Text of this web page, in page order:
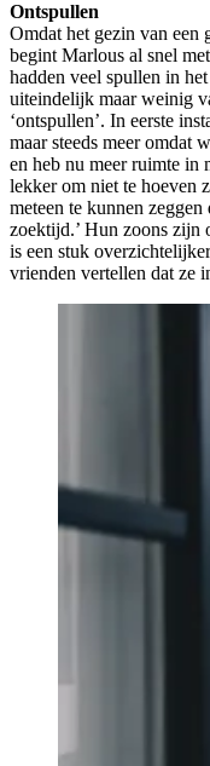
Ontspullen
Omdat het gezin van een
begint Marlous al snel
hadden veel spullen in
uiteindelijk maar weinig
‘ontspullen’. In eerste
maar steeds meer omdat
en heb nu meer ruimte in
lekker om niet te hoeven
meteen te kunnen
zoektijd.’ Hun zoons zijn
is een stuk
vrienden vertellen dat ze